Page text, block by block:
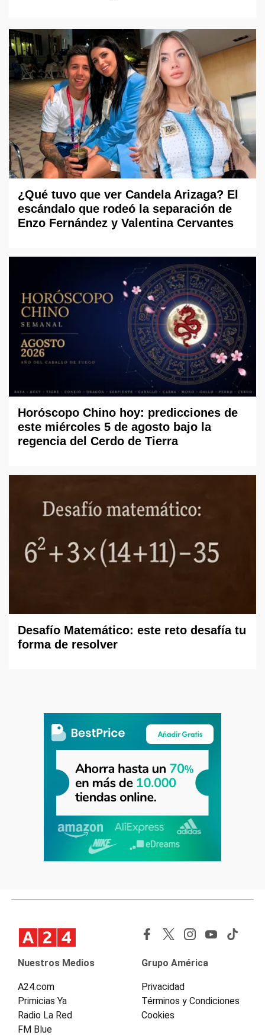
¿Qué tuvo que ver Candela Arizaga? El
escándalo que rodeó la separación de
Enzo Fernández y Valentina Cervantes
Horóscopo Chino hoy: predicciones de
este miércoles 5 de agosto bajo la
regencia del Cerdo de Tierra
Desafío Matemático: este reto desafía tu
forma de resolver
Nuestros Medios
A24.com
Primicias Ya
Radio La Red
FM Blue
Grupo América
Privacidad
Términos y Condiciones
Cookies